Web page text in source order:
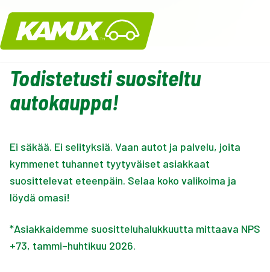
Kamux
Todistetusti suositeltu
autokauppa!
Ei säkää. Ei selityksiä. Vaan autot ja palvelu, joita
kymmenet tuhannet tyytyväiset asiakkaat
suosittelevat eteenpäin. Selaa koko valikoima ja
löydä omasi!
*Asiakkaidemme suositteluhalukkuutta mittaava NPS
+73, tammi–huhtikuu 2026.